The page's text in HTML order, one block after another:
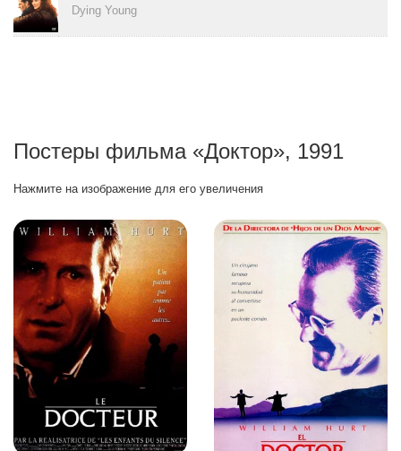
Dying Young
Постеры фильма «Доктор», 1991
Нажмите на изображение для его увеличения